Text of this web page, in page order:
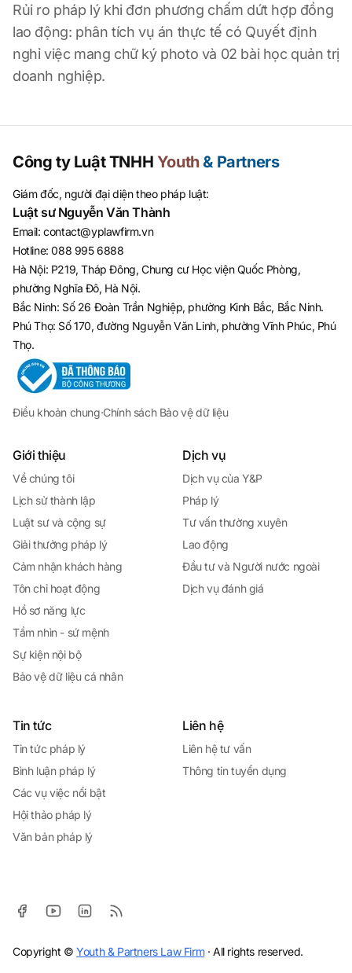
Rủi ro pháp lý khi đơn phương chấm dứt hợp đồng
lao động: phân tích vụ án thực tế có Quyết định
nghỉ việc mang chữ ký photo và 02 bài học quản trị
doanh nghiệp.
Công ty Luật TNHH Youth& Partners
Giám đốc, người đại diện theo pháp luật:
Luật sư Nguyễn Văn Thành
Email:contact@yplawfirm.vn
Hotline:088 995 6888
Hà Nội: P219, Tháp Đông, Chung cư Học viện Quốc Phòng,
phường Nghĩa Đô, Hà Nội.
Bắc Ninh: Số 26 Đoàn Trần Nghiệp, phường Kinh Bắc, Bắc Ninh.
Phú Thọ: Số 170, đường Nguyễn Văn Linh, phường Vĩnh Phúc, Phú
Thọ.
Điều khoản chung·Chính sách Bảo vệ dữ liệu
Giới thiệu
Về chúng tôi
Lịch sử thành lập
Luật sư và cộng sự
Giải thưởng pháp lý
Cảm nhận khách hàng
Tôn chỉ hoạt động
Hồ sơ năng lực
Tầm nhìn - sứ mệnh
Sự kiện nội bộ
Bảo vệ dữ liệu cá nhân
Dịch vụ
Dịch vụ của Y&P
Pháp lý
Tư vấn thường xuyên
Lao động
Đầu tư và Người nước ngoài
Dịch vụ đánh giá
Tin tức
Tin tức pháp lý
Bình luận pháp lý
Các vụ việc nổi bật
Hội thảo pháp lý
Văn bản pháp lý
Liên hệ
Liên hệ tư vấn
Thông tin tuyển dụng
Copyright ©Youth & Partners Law Firm· All rights reserved.